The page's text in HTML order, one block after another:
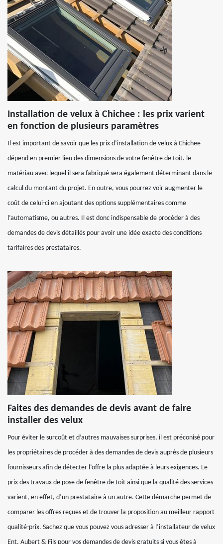
Installation de velux à Chichee : les prix varient
en fonction de plusieurs paramètres
Il est important de savoir que les prix d’installation de velux à Chichee
dépend en premier lieu des dimensions de votre fenêtre de toit. le
matériau avec lequel il sera fabriqué sera également déterminant dans le
calcul du montant du projet. En outre, vous pourrez voir augmenter le
coût de celui-ci en ajoutant des options supplémentaires comme
l’automatisme, ou autres. Il est donc indispensable de procéder à des
demandes de devis détaillés pour avoir une idée exacte des conditions
tarifaires des prestataires.
Faites des demandes de devis avant de faire
installer des velux
Pour éviter le surcoût et d’autres mauvaises surprises, il est préconisé pour
les propriétaires de procéder à des demandes de devis auprès de plusieurs
fournisseurs afin de détecter l’offre la plus adaptée à leurs exigences. Le
prix des travaux de pose de fenêtre de toit ainsi que la qualité des services
varient, en effet, d’un prestataire à un autre. Cette démarche permet de
comparer les offres reçues et de trouver la proposition au meilleur rapport
qualité-prix. Sachez que vous pouvez vous adresser à l’installateur de velux
Ent. Aubert & Fils pour vos demandes de devis gratuits si vous êtes à